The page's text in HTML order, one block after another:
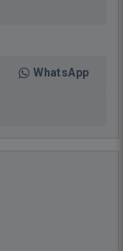
WhatsApp